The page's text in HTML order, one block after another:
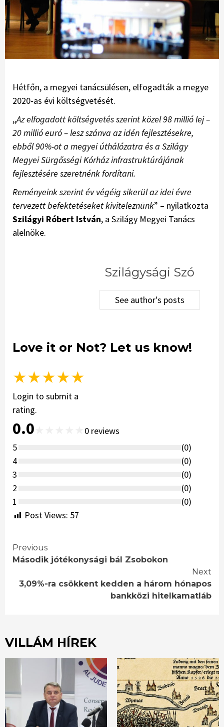
Hétfőn, a megyei tanácsülésen, elfogadták a megye
2020-as évi költségvetését.
,,Az elfogadott költségvetés szerint közel 98 millió lej –
20 millió euró – lesz szánva az idén fejlesztésekre,
ebből 90%-ot a megyei úthálózatra és a Szilágy
Megyei Sürgősségi Kórház infrastruktúrájának
fejlesztésére szeretnénk fordítani.
Reményeink szerint év végéig sikerül az idei évre
tervezett befektetéseket kiviteleznünk” – nyilatkozta
Szilágyi Róbert István, a Szilágy Megyei Tanács
alelnöke.
Szilágysági Szó
See author's posts
Love it or Not? Let us know!
★★★★★
Login to submit a
rating.
0.0 0 reviews
5
(0)
4
(0)
3
(0)
2
(0)
1
(0)
Post Views: 57
Continue
Previous
Második jótékonysági bál Zsobokon
Next
3,09%-ra csökkent kedden a három hónapos
bankközi hitelkamatláb
VILLÁM HÍREK